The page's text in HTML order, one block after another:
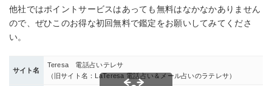
他社ではポイントサービスはあっても無料はなかなかありません
ので、ぜひこのお得な初回無料で鑑定をお願いしてみてくださ
い。
サイト名
Teresa 電話占いテレサ
（旧サイト名：LaTeresa 電話占い＆メール占いのラテレサ）